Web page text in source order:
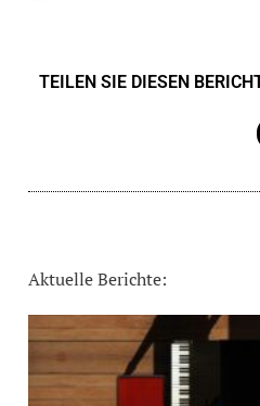
TEILEN SIE DIESEN
Aktuelle Berichte: